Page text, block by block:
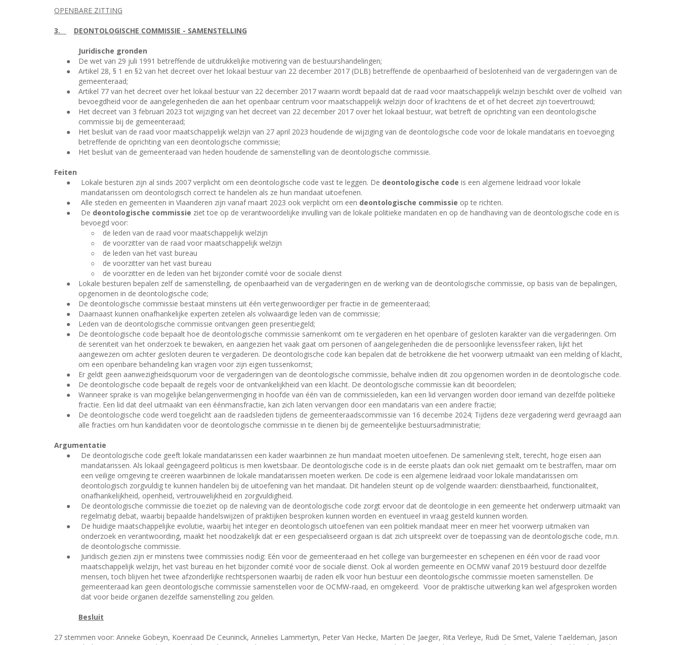
OPENBARE ZITTING
3. DEONTOLOGISCHE COMMISSIE - SAMENSTELLING
Juridische gronden
●
De wet van 29 juli 1991 betreffende de uitdrukkelijke motivering van de bestuurshandelingen;
●
Artikel 28, § 1 en §2 van het decreet over het lokaal bestuur van 22 december 2017 (DLB) betreffende de openbaarheid of beslotenheid van de vergaderingen van de
gemeenteraad;
●
Artikel 77 van het decreet over het lokaal bestuur van 22 december 2017 waarin wordt bepaald dat de raad voor maatschappelijk welzijn beschikt over de volheid van
bevoegdheid voor de aangelegenheden die aan het openbaar centrum voor maatschappelijk welzijn door of krachtens de et of het decreet zijn toevertrouwd;
●
Het decreet van 3 februari 2023 tot wijziging van het decreet van 22 december 2017 over het lokaal bestuur, wat betreft de oprichting van een deontologische
commissie bij de gemeenteraad;
●
Het besluit van de raad voor maatschappelijk welzijn van 27 april 2023 houdende de wijziging van de deontologische code voor de lokale mandataris en toevoeging
betreffende de oprichting van een deontologische commissie;
●
Het besluit van de gemeenteraad van heden houdende de samenstelling van de deontologische commissie.
Feiten
●
Lokale besturen zijn al sinds 2007 verplicht om een deontologische code vast te leggen. De deontologische code is een algemene leidraad voor lokale
mandatarissen om deontologisch correct te handelen als ze hun mandaat uitoefenen.
●
Alle steden en gemeenten in Vlaanderen zijn vanaf maart 2023 ook verplicht om een deontologische commissie op te richten.
●
De deontologische commissie ziet toe op de verantwoordelijke invulling van de lokale politieke mandaten en op de handhaving van de deontologische code en is
bevoegd voor:
○
de leden van de raad voor maatschappelijk welzijn
○
de voorzitter van de raad voor maatschappelijk welzijn
○
de leden van het vast bureau
○
de voorzitter van het vast bureau
○
de voorzitter en de leden van het bijzonder comité voor de sociale dienst
●
Lokale besturen bepalen zelf de samenstelling, de openbaarheid van de vergaderingen en de werking van de deontologische commissie, op basis van de bepalingen,
opgenomen in de deontologische code;
●
De deontologische commissie bestaat minstens uit één vertegenwoordiger per fractie in de gemeenteraad;
●
Daarnaast kunnen onafhankelijke experten zetelen als volwaardige leden van de commissie;
●
Leden van de deontologische commissie ontvangen geen presentiegeld;
●
De deontologische code bepaalt hoe de deontologische commissie samenkomt om te vergaderen en het openbare of gesloten karakter van die vergaderingen. Om
de sereniteit van het onderzoek te bewaken, en aangezien het vaak gaat om personen of aangelegenheden die de persoonlijke levenssfeer raken, lijkt het
aangewezen om achter gesloten deuren te vergaderen. De deontologische code kan bepalen dat de betrokkene die het voorwerp uitmaakt van een melding of klacht,
om een openbare behandeling kan vragen voor zijn eigen tussenkomst;
●
Er geldt geen aanwezigheidsquorum voor de vergaderingen van de deontologische commissie, behalve indien dit zou opgenomen worden in de deontologische code.
●
De deontologische code bepaalt de regels voor de ontvankelijkheid van een klacht. De deontologische commissie kan dit beoordelen;
●
Wanneer sprake is van mogelijke belangenvermenging in hoofde van één van de commissieleden, kan een lid vervangen worden door iemand van dezelfde politieke
fractie. Een lid dat deel uitmaakt van een éénmansfractie, kan zich laten vervangen door een mandataris van een andere fractie;
●
De deontologische code werd toegelicht aan de raadsleden tijdens de gemeenteraadscommissie van 16 decembe 2024; Tijdens deze vergadering werd gevraagd aan
alle fracties om hun kandidaten voor de deontologische commissie in te dienen bij de gemeentelijke bestuursadministratie;
Argumentatie
●
De deontologische code geeft lokale mandatarissen een kader waarbinnen ze hun mandaat moeten uitoefenen. De samenleving stelt, terecht, hoge eisen aan
mandatarissen. Als lokaal geëngageerd politicus is men kwetsbaar. De deontologische code is in de eerste plaats dan ook niet gemaakt om te bestraffen, maar om
een veilige omgeving te creëren waarbinnen de lokale mandatarissen moeten werken. De code is een algemene leidraad voor lokale mandatarissen om
deontologisch zorgvuldig te kunnen handelen bij de uitoefening van het mandaat. Dit handelen steunt op de volgende waarden: dienstbaarheid, functionaliteit,
onafhankelijkheid, openheid, vertrouwelijkheid en zorgvuldigheid.
●
De deontologische commissie die toeziet op de naleving van de deontologische code zorgt ervoor dat de deontologie in een gemeente het onderwerp uitmaakt van
regelmatig debat, waarbij bepaalde handelswijzen of praktijken besproken kunnen worden en eventueel in vraag gesteld kunnen worden.
●
De huidige maatschappelijke evolutie, waarbij het integer en deontologisch uitoefenen van een politiek mandaat meer en meer het voorwerp uitmaken van
onderzoek en verantwoording, maakt het noodzakelijk dat er een gespecialiseerd orgaan is dat zich uitspreekt over de toepassing van de deontologische code, m.n.
de deontologische commissie.
●
Juridisch gezien zijn er minstens twee commissies nodig: Eén voor de gemeenteraad en het college van burgemeester en schepenen en één voor de raad voor
maatschappelijk welzijn, het vast bureau en het bijzonder comité voor de sociale dienst. Ook al worden gemeente en OCMW vanaf 2019 bestuurd door dezelfde
mensen, toch blijven het twee afzonderlijke rechtspersonen waarbij de raden elk voor hun bestuur een deontologische commissie moeten samenstellen. De
gemeenteraad kan geen deontologische commissie samenstellen voor de OCMW-raad, en omgekeerd. Voor de praktische uitwerking kan wel afgesproken worden
dat voor beide organen dezelfde samenstelling zou gelden.
Besluit
27 stemmen voor: Anneke Gobeyn, Koenraad De Ceuninck, Annelies Lammertyn, Peter Van Hecke, Marten De Jaeger, Rita Verleye, Rudi De Smet, Valerie Taeldeman, Jason